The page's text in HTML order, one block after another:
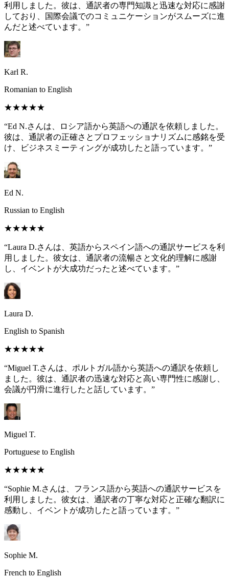
利用しました。彼は、通訳者の専門知識と迅速な対応に感謝
しており、国際会議でのコミュニケーションがスムーズに進
んだと述べています。”
Karl R.
Romanian to English
★★★★★
“Ed N.さんは、ロシア語から英語への通訳を依頼しました。
彼は、通訳者の正確さとプロフェッショナリズムに感銘を受
け、ビジネスミーティングが成功したと語っています。”
Ed N.
Russian to English
★★★★★
“Laura D.さんは、英語からスペイン語への通訳サービスを利
用しました。彼女は、通訳者の流暢さと文化的理解に感謝
し、イベントが大成功だったと述べています。”
Laura D.
English to Spanish
★★★★★
“Miguel T.さんは、ポルトガル語から英語への通訳を依頼し
ました。彼は、通訳者の迅速な対応と高い専門性に感謝し、
会議が円滑に進行したと話しています。”
Miguel T.
Portuguese to English
★★★★★
“Sophie M.さんは、フランス語から英語への通訳サービスを
利用しました。彼女は、通訳者の丁寧な対応と正確な翻訳に
感動し、イベントが成功したと語っています。”
Sophie M.
French to English